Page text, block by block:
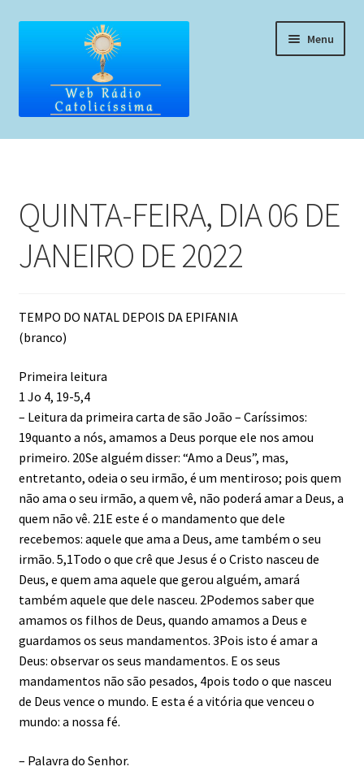
conteúdo
Menu
Home
Liturgia Diária
Horários de missas
Pedidos de oração, testemunho ou música
QUINTA-FEIRA, DIA 06 DE
JANEIRO DE 2022
TEMPO DO NATAL DEPOIS DA EPIFANIA
(branco)
Primeira leitura
1 Jo 4, 19-5,4
– Leitura da primeira carta de são João – Caríssimos:
19quanto a nós, amamos a Deus porque ele nos amou
primeiro. 20Se alguém disser: “Amo a Deus”, mas,
entretanto, odeia o seu irmão, é um mentiroso; pois quem
não ama o seu irmão, a quem vê, não poderá amar a Deus, a
quem não vê. 21E este é o mandamento que dele
recebemos: aquele que ama a Deus, ame também o seu
irmão. 5,1Todo o que crê que Jesus é o Cristo nasceu de
Deus, e quem ama aquele que gerou alguém, amará
também aquele que dele nasceu. 2Podemos saber que
amamos os filhos de Deus, quando amamos a Deus e
guardamos os seus mandamentos. 3Pois isto é amar a
Deus: observar os seus mandamentos. E os seus
mandamentos não são pesados, 4pois todo o que nasceu
de Deus vence o mundo. E esta é a vitória que venceu o
mundo: a nossa fé.
– Palavra do Senhor.